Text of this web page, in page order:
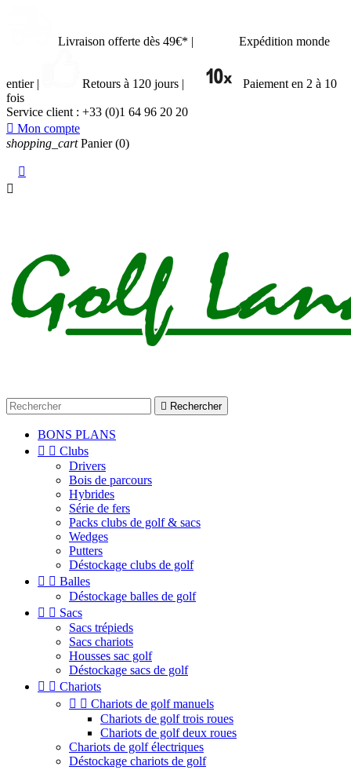
Livraison offerte dès 49€* | Expédition monde
entier | Retours à 120 jours |
Paiement en 2 à 10
fois
Service client : +33 (0)1 64 96 20 20
 Mon compte
shopping_cart Panier (0)


 Rechercher
BONS PLANS
  Clubs
Drivers
Bois de parcours
Hybrides
Série de fers
Packs clubs de golf & sacs
Wedges
Putters
Déstockage clubs de golf
  Balles
Déstockage balles de golf
  Sacs
Sacs trépieds
Sacs chariots
Housses sac golf
Déstockage sacs de golf
  Chariots
  Chariots de golf manuels
Chariots de golf trois roues
Chariots de golf deux roues
Chariots de golf électriques
Déstockage chariots de golf